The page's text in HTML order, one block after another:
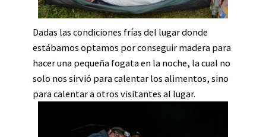
Dadas las condiciones frías del lugar donde
estábamos optamos por conseguir madera para
hacer una pequeña fogata en la noche, la cual no
solo nos sirvió para calentar los alimentos, sino
para calentar a otros visitantes al lugar.